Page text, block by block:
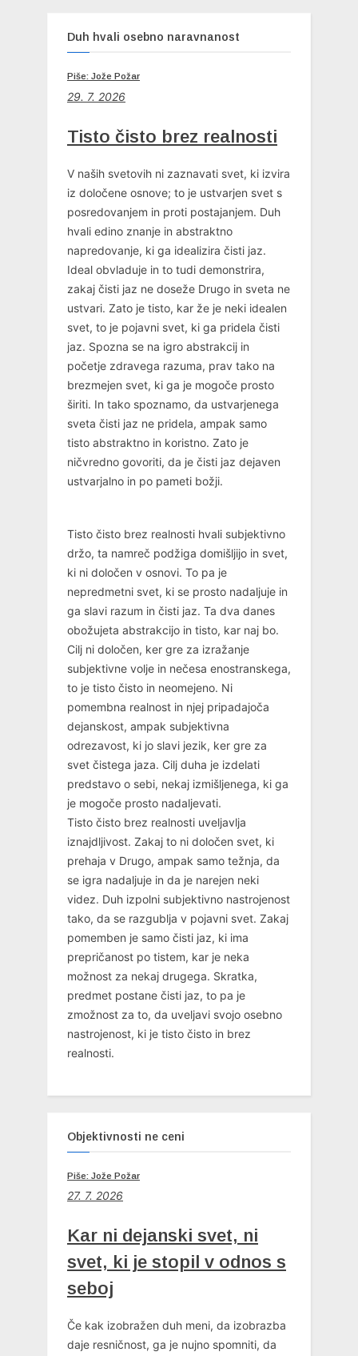
Duh hvali osebno naravnanost
Piše: Jože Požar
29. 7. 2026
Tisto čisto brez realnosti
V naših svetovih ni zaznavati svet, ki izvira
iz določene osnove; to je ustvarjen svet s
posredovanjem in proti postajanjem. Duh
hvali edino znanje in abstraktno
napredovanje, ki ga idealizira čisti jaz.
Ideal obvladuje in to tudi demonstrira,
zakaj čisti jaz ne doseže Drugo in sveta ne
ustvari. Zato je tisto, kar že je neki idealen
svet, to je pojavni svet, ki ga pridela čisti
jaz. Spozna se na igro abstrakcij in
početje zdravega razuma, prav tako na
brezmejen svet, ki ga je mogoče prosto
širiti. In tako spoznamo, da ustvarjenega
sveta čisti jaz ne pridela, ampak samo
tisto abstraktno in koristno. Zato je
ničvredno govoriti, da je čisti jaz dejaven
ustvarjalno in po pameti božji.
Tisto čisto brez realnosti hvali subjektivno
držo, ta namreč podžiga domišljijo in svet,
ki ni določen v osnovi. To pa je
nepredmetni svet, ki se prosto nadaljuje in
ga slavi razum in čisti jaz. Ta dva danes
obožujeta abstrakcijo in tisto, kar naj bo.
Cilj ni določen, ker gre za izražanje
subjektivne volje in nečesa enostranskega,
to je tisto čisto in neomejeno. Ni
pomembna realnost in njej pripadajoča
dejanskost, ampak subjektivna
odrezavost, ki jo slavi jezik, ker gre za
svet čistega jaza. Cilj duha je izdelati
predstavo o sebi, nekaj izmišljenega, ki ga
je mogoče prosto nadaljevati.
Tisto čisto brez realnosti uveljavlja
iznajdljivost. Zakaj to ni določen svet, ki
prehaja v Drugo, ampak samo težnja, da
se igra nadaljuje in da je narejen neki
videz. Duh izpolni subjektivno nastrojenost
tako, da se razgublja v pojavni svet. Zakaj
pomemben je samo čisti jaz, ki ima
prepričanost po tistem, kar je neka
možnost za nekaj drugega. Skratka,
predmet postane čisti jaz, to pa je
zmožnost za to, da uveljavi svojo osebno
nastrojenost, ki je tisto čisto in brez
realnosti.
Objektivnosti ne ceni
Piše: Jože Požar
27. 7. 2026
Kar ni dejanski svet, ni
svet, ki je stopil v odnos s
seboj
Če kak izobražen duh meni, da izobrazba
daje resničnost, ga je nujno spomniti, da